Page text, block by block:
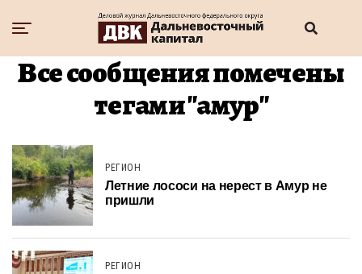
Все сообщения помечены
тегами "амур"
РЕГИОН
Летние лососи на нерест в Амур не
пришли
РЕГИОН